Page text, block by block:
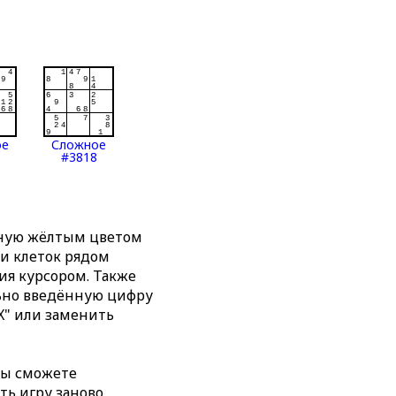
Сложное
#3818
жёлтым цветом
клеток рядом
курсором. Также
введённую цифру
или заменить
сможете